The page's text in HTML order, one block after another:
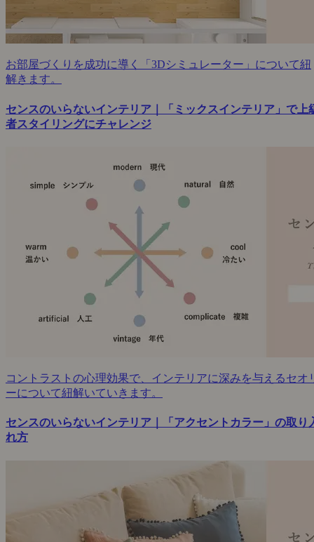
お部屋づくりを成功に導く「3Dシミュレーター」について紐
解きます。
センスのいらないインテリア｜「ミックスインテリア」で上
者スタイリングにチャレンジ
コントラストの心理効果で、インテリアに深みを与えるセオ
ーについて紐解いていきます。
センスのいらないインテリア｜「アクセントカラー」の取り
れ方